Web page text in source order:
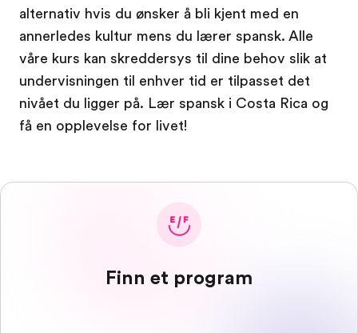
alternativ hvis du ønsker å bli kjent med en
annerledes kultur mens du lærer spansk. Alle
våre kurs kan skreddersys til dine behov slik at
undervisningen til enhver tid er tilpasset det
nivået du ligger på. Lær spansk i Costa Rica og
få en opplevelse for livet!
Finn et program